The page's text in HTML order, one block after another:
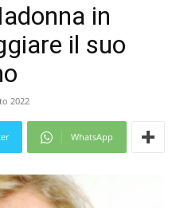
in
il suo
2022
WhatsApp